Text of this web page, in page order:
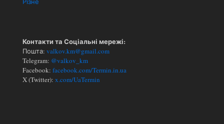
Контакти та Соціальні мережі:
Пошта: valkov.km@gmail.com
Telegram: @valkov_km
Facebook: facebook.com/Termin.in.ua
X (Twitter): x.com/UaTermin